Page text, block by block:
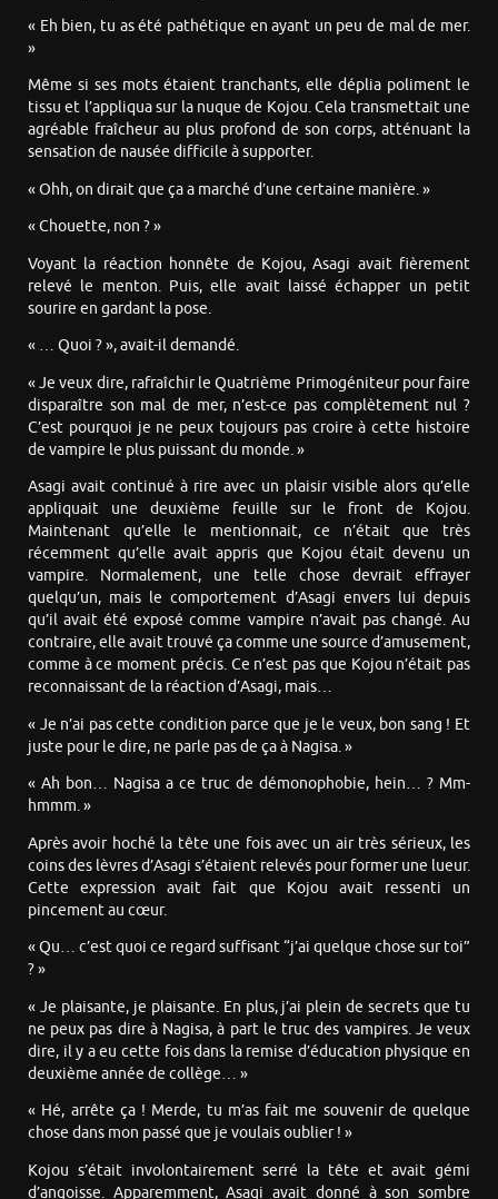
« Eh bien, tu as été pathétique en ayant un peu de mal de mer.
»
Même si ses mots étaient tranchants, elle déplia poliment le
tissu et l’appliqua sur la nuque de Kojou. Cela transmettait une
agréable fraîcheur au plus profond de son corps, atténuant la
sensation de nausée difficile à supporter.
« Ohh, on dirait que ça a marché d’une certaine manière. »
« Chouette, non ? »
Voyant la réaction honnête de Kojou, Asagi avait fièrement
relevé le menton. Puis, elle avait laissé échapper un petit
sourire en gardant la pose.
« … Quoi ? », avait-il demandé.
« Je veux dire, rafraîchir le Quatrième Primogéniteur pour faire
disparaître son mal de mer, n’est-ce pas complètement nul ?
C’est pourquoi je ne peux toujours pas croire à cette histoire
de vampire le plus puissant du monde. »
Asagi avait continué à rire avec un plaisir visible alors qu’elle
appliquait une deuxième feuille sur le front de Kojou.
Maintenant qu’elle le mentionnait, ce n’était que très
récemment qu’elle avait appris que Kojou était devenu un
vampire. Normalement, une telle chose devrait effrayer
quelqu’un, mais le comportement d’Asagi envers lui depuis
qu’il avait été exposé comme vampire n’avait pas changé. Au
contraire, elle avait trouvé ça comme une source d’amusement,
comme à ce moment précis. Ce n’est pas que Kojou n’était pas
reconnaissant de la réaction d’Asagi, mais…
« Je n’ai pas cette condition parce que je le veux, bon sang ! Et
juste pour le dire, ne parle pas de ça à Nagisa. »
« Ah bon… Nagisa a ce truc de démonophobie, hein… ? Mm-
hmmm. »
Après avoir hoché la tête une fois avec un air très sérieux, les
coins des lèvres d’Asagi s’étaient relevés pour former une lueur.
Cette expression avait fait que Kojou avait ressenti un
pincement au cœur.
« Qu… c’est quoi ce regard suffisant “j’ai quelque chose sur toi”
? »
« Je plaisante, je plaisante. En plus, j’ai plein de secrets que tu
ne peux pas dire à Nagisa, à part le truc des vampires. Je veux
dire, il y a eu cette fois dans la remise d’éducation physique en
deuxième année de collège… »
« Hé, arrête ça ! Merde, tu m’as fait me souvenir de quelque
chose dans mon passé que je voulais oublier ! »
Kojou s’était involontairement serré la tête et avait gémi
d’angoisse. Apparemment, Asagi avait donné à son sombre